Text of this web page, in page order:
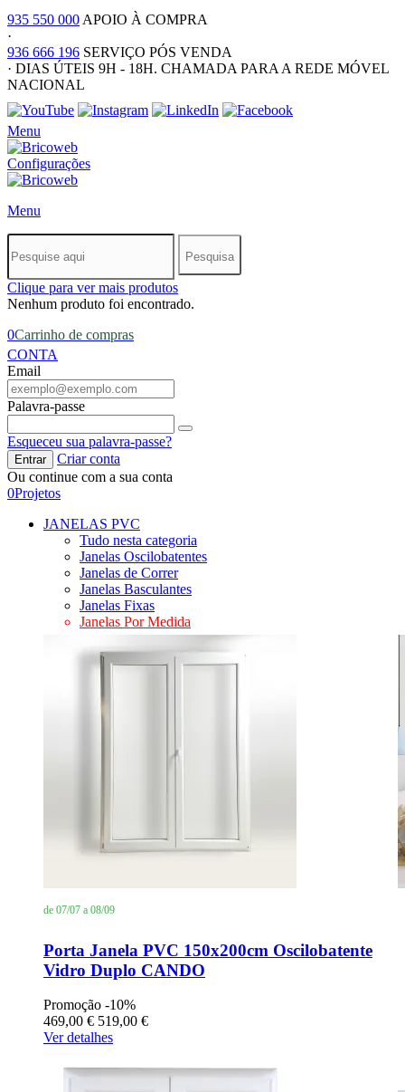
935 550 000 APOIO À COMPRA
·
936 666 196 SERVIÇO PÓS VENDA
· DIAS ÚTEIS 9H - 18H. CHAMADA PARA A REDE MÓVEL
NACIONAL
Menu
Configurações
Menu
Pesquisa
Clique para ver mais produtos
Nenhum produto foi encontrado.
0Carrinho de compras
CONTA
Email
Palavra-passe
Esqueceu sua palavra-passe?
Entrar
Criar conta
Ou continue com a sua conta
0Projetos
JANELAS PVC
Tudo nesta categoria
Janelas Oscilobatentes
Janelas de Correr
Janelas Basculantes
Janelas Fixas
Janelas Por Medida
de 07/07 a 08/09
Porta Janela PVC 150x200cm Oscilobatente
Vidro Duplo CANDO
Promoção -10%
469,00 € 519,00 €
Ver detalhes